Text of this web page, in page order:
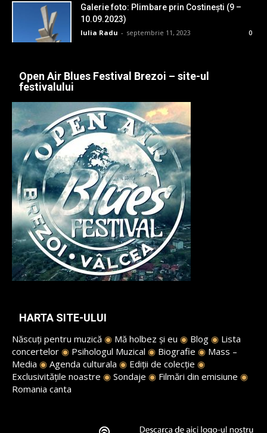
Galerie foto: Plimbare prin Costinești (9 –
10.09.2023)
Iulia Radu - septembrie 11, 2023 0
Open Air Blues Festival Brezoi – site-ul
festivalului
HARTA SITE-ULUI
Născuți pentru muzică ◉ Mă holbez și eu ◉ Blog ◉ Lista
concertelor ◉ Psihologul Muzical ◉ Biografie ◉ Mass –
Media ◉ Agenda culturala ◉ Ediții de colecție ◉
Exclusivitățile noastre ◉ Sondaje ◉ Filmări din emisiune ◉
Romania canta